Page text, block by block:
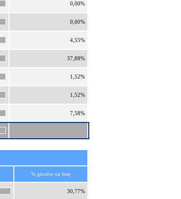
0,00%
0,00%
4,55%
37,88%
1,52%
1,52%
7,58%
% głosów na listę
30,77%